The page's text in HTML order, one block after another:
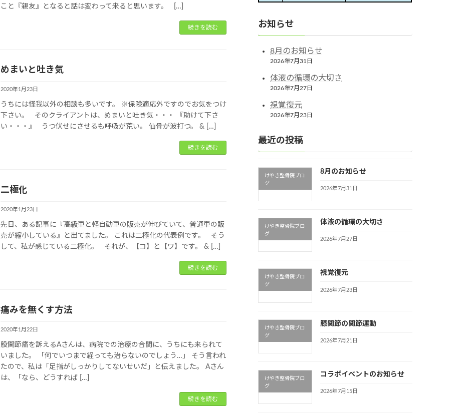
こと『親友』となると話は変わって来ると思います。 […]
続きを読む
めまいと吐き気
2020年1月23日
うちには怪我以外の相談も多いです。 ※保険適応外ですのでお気をつけ
下さい。 そのクライアントは、めまいと吐き気・・・ 『助けて下さ
い・・・』 うつ伏せにさせるも呼吸が荒い。 仙骨が波打つ。 & […]
続きを読む
二極化
2020年1月23日
先日、ある記事に『高級車と軽自動車の販売が伸びていて、普通車の販
売が縮小している』と出てました。 これは二極化の代表例です。 そう
して、私が感じている二極化。 それが、【コ】と【ワ】です。 & […]
続きを読む
痛みを無くす方法
2020年1月22日
股関節痛を訴えるAさんは、病院での治療の合間に、うちにも来られて
いました。 「何でいつまで経っても治らないのでしょう…」 そう言われ
たので、私は「足指がしっかりしてないせいだ」と伝えました。 Aさん
は、「なら、どうすれば […]
続きを読む
お知らせ
8月のお知らせ
2026年7月31日
体液の循環の大切さ
2026年7月27日
視覚復元
2026年7月23日
最近の投稿
けやき整骨院ブロ
グ
8月のお知らせ
2026年7月31日
けやき整骨院ブロ
グ
体液の循環の大切さ
2026年7月27日
けやき整骨院ブロ
グ
視覚復元
2026年7月23日
けやき整骨院ブロ
グ
膝関節の関節運動
2026年7月21日
けやき整骨院ブロ
グ
コラボイベントのお知らせ
2026年7月15日